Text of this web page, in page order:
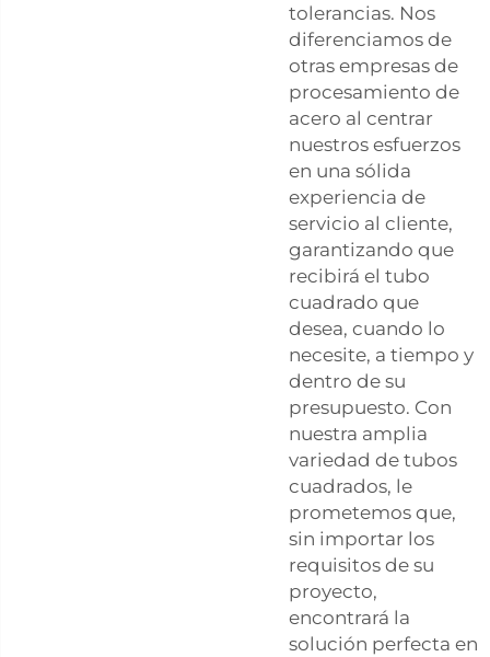
tolerancias. Nos
diferenciamos de
otras empresas de
procesamiento de
acero al centrar
nuestros esfuerzos
en una sólida
experiencia de
servicio al cliente,
garantizando que
recibirá el tubo
cuadrado que
desea, cuando lo
necesite, a tiempo y
dentro de su
presupuesto. Con
nuestra amplia
variedad de tubos
cuadrados, le
prometemos que,
sin importar los
requisitos de su
proyecto,
encontrará la
solución perfecta en